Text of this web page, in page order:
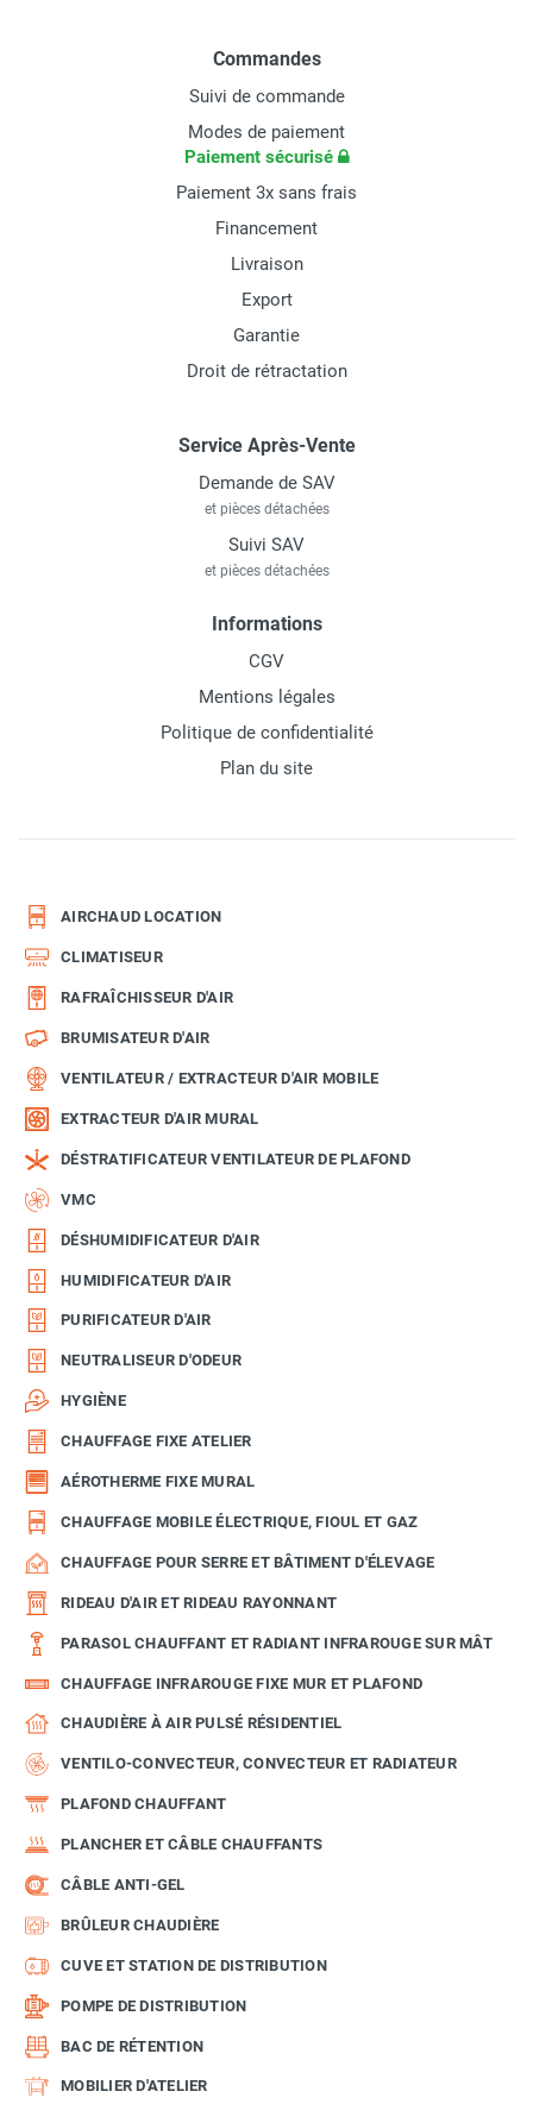
Commandes
Suivi de commande
Modes de paiement
Paiement sécurisé
Paiement 3x sans frais
Financement
Livraison
Export
Garantie
Droit de rétractation
Service Après-Vente
Demande de SAV
et pièces détachées
Suivi SAV
et pièces détachées
Informations
CGV
Mentions légales
Politique de confidentialité
Plan du site
AIRCHAUD LOCATION
CLIMATISEUR
RAFRAÎCHISSEUR D'AIR
BRUMISATEUR D'AIR
VENTILATEUR / EXTRACTEUR D'AIR MOBILE
EXTRACTEUR D'AIR MURAL
DÉSTRATIFICATEUR VENTILATEUR DE PLAFOND
VMC
DÉSHUMIDIFICATEUR D'AIR
HUMIDIFICATEUR D'AIR
PURIFICATEUR D'AIR
NEUTRALISEUR D'ODEUR
HYGIÈNE
CHAUFFAGE FIXE ATELIER
AÉROTHERME FIXE MURAL
CHAUFFAGE MOBILE ÉLECTRIQUE, FIOUL ET GAZ
CHAUFFAGE POUR SERRE ET BÂTIMENT D'ÉLEVAGE
RIDEAU D'AIR ET RIDEAU RAYONNANT
PARASOL CHAUFFANT ET RADIANT INFRAROUGE SUR MÂT
CHAUFFAGE INFRAROUGE FIXE MUR ET PLAFOND
CHAUDIÈRE À AIR PULSÉ RÉSIDENTIEL
VENTILO-CONVECTEUR, CONVECTEUR ET RADIATEUR
PLAFOND CHAUFFANT
PLANCHER ET CÂBLE CHAUFFANTS
CÂBLE ANTI-GEL
BRÛLEUR CHAUDIÈRE
CUVE ET STATION DE DISTRIBUTION
POMPE DE DISTRIBUTION
BAC DE RÉTENTION
MOBILIER D'ATELIER